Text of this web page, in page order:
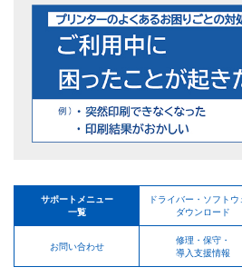
サポートメニュー
一覧
ドライバー・ソフトウ
ダウンロード
お問い合わせ
修理・保守・
導入支援情報